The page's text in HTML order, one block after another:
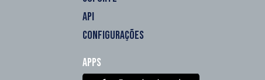
API
CONFIGURAÇÕES
Apps